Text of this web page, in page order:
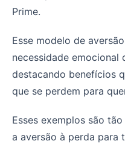
Prime.
Esse modelo de
necessidade
destacando benefícios
que se perdem para
Esses exemplos são
a aversão à perda para